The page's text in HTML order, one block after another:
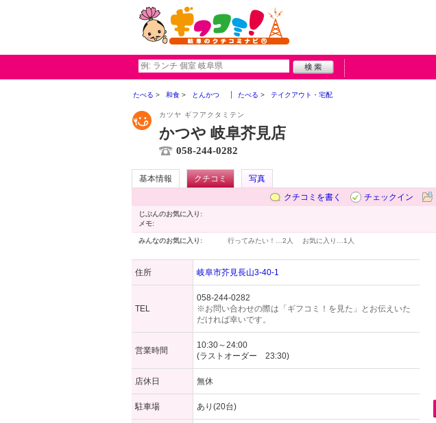
たべる 和食 とんかつ たべる テイクアウト・宅配
カツヤ ギフアクタミテン
かつや 岐阜芥見店
058-244-0282
基本情報 クチコミ
写真
クチコミを書く
チェックイン
じぶんのお気に入り:
メモ:
みんなのお気に入り: 行ってみたい！… 2人 お気に入り… 1人
住所 岐阜市芥見長山3-40-1
TEL
058-244-0282
※お問い合わせの際は「ギフコミ！を見た」とお伝えいた
だければ幸いです。
営業時間
10:30～24:00
(ラストオーダー 23:30)
店休日 無休
駐車場 あり(20台)